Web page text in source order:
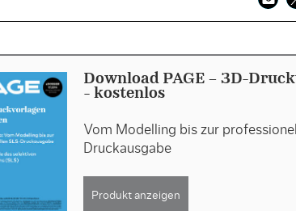
Download PAGE - 3D-
- kostenlos
Vom Modelling bis zur
Druckausgabe
Produkt anzeigen